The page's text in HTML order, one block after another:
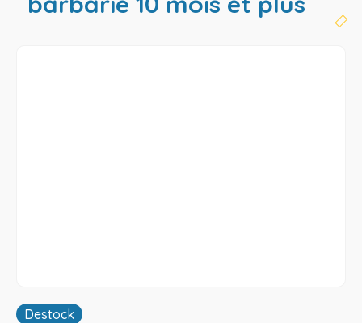
Destock